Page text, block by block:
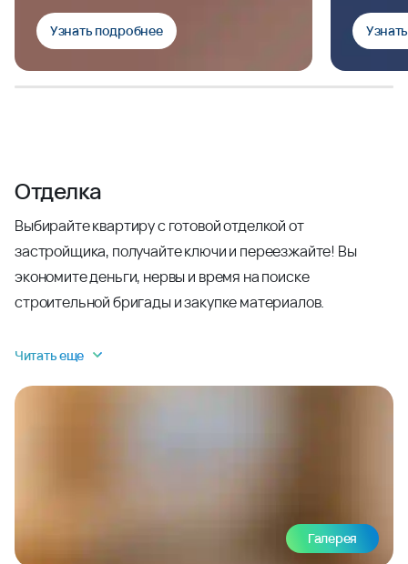
Узнать подробнее
Отделка
Выбирайте квартиру с готовой отделкой от
застройщика, получайте ключи и переезжайте! Вы
экономите деньги, нервы и время на поиске
строительной бригады и закупке материалов.
Читать еще
Галерея